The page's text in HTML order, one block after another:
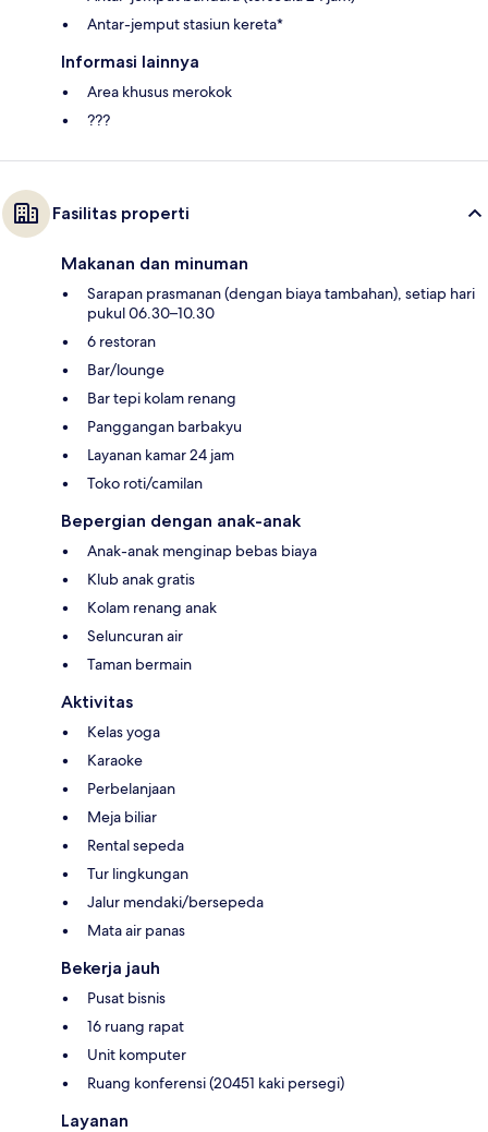
Antar-jemput stasiun kereta*
Informasi lainnya
Area khusus merokok
???
Fasilitas properti
Makanan dan minuman
Sarapan prasmanan (dengan biaya tambahan), setiap hari
pukul 06.30–10.30
6 restoran
Bar/lounge
Bar tepi kolam renang
Panggangan barbakyu
Layanan kamar 24 jam
Toko roti/camilan
Bepergian dengan anak-anak
Anak-anak menginap bebas biaya
Klub anak gratis
Kolam renang anak
Seluncuran air
Taman bermain
Aktivitas
Kelas yoga
Karaoke
Perbelanjaan
Meja biliar
Rental sepeda
Tur lingkungan
Jalur mendaki/bersepeda
Mata air panas
Bekerja jauh
Pusat bisnis
16 ruang rapat
Unit komputer
Ruang konferensi (20451 kaki persegi)
Layanan